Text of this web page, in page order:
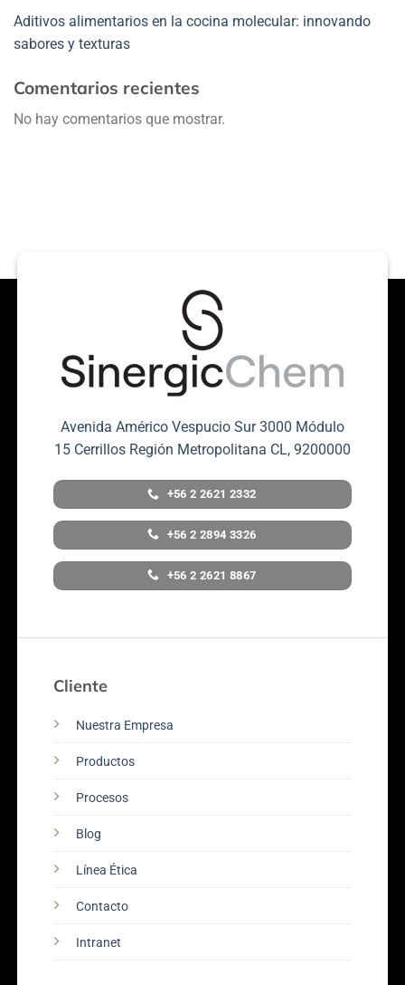
Aditivos alimentarios en la cocina molecular: innovando
sabores y texturas
Comentarios recientes
No hay comentarios que mostrar.
Avenida Américo Vespucio Sur 3000 Módulo
15 Cerrillos Región Metropolitana CL, 9200000
+56 2 2621 2332
+56 2 2894 3326
+56 2 2621 8867
Cliente
Nuestra Empresa
Productos
Procesos
Blog
Línea Ética
Contacto
Intranet